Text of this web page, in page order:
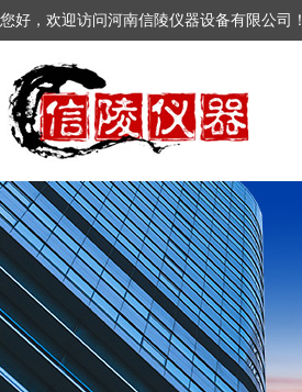
您好，欢迎访问河南信陵仪器设备有限公司！